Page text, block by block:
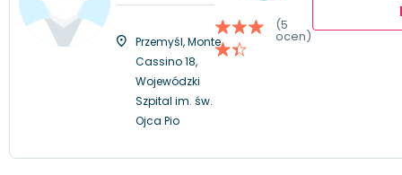
Przemyśl, Monte
Cassino 18,
Wojewódzki
Szpital im. św.
Ojca Pio
(5
ocen)